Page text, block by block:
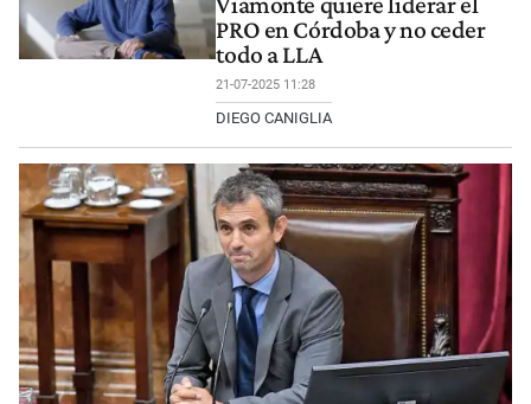
PRO en Córdoba y no ceder
todo a LLA
21-07-2025 11:28
DIEGO CANIGLIA